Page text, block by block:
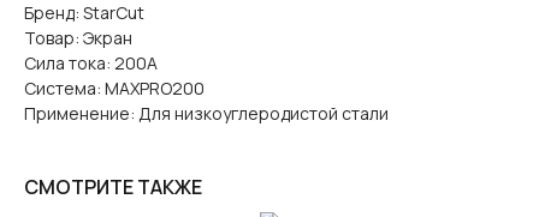
Бренд: StarCut
Товар: Экран
Сила тока: 200А
Система: MAXPRO200
Применение: Для низкоуглеродистой стали
СМОТРИТЕ ТАКЖЕ